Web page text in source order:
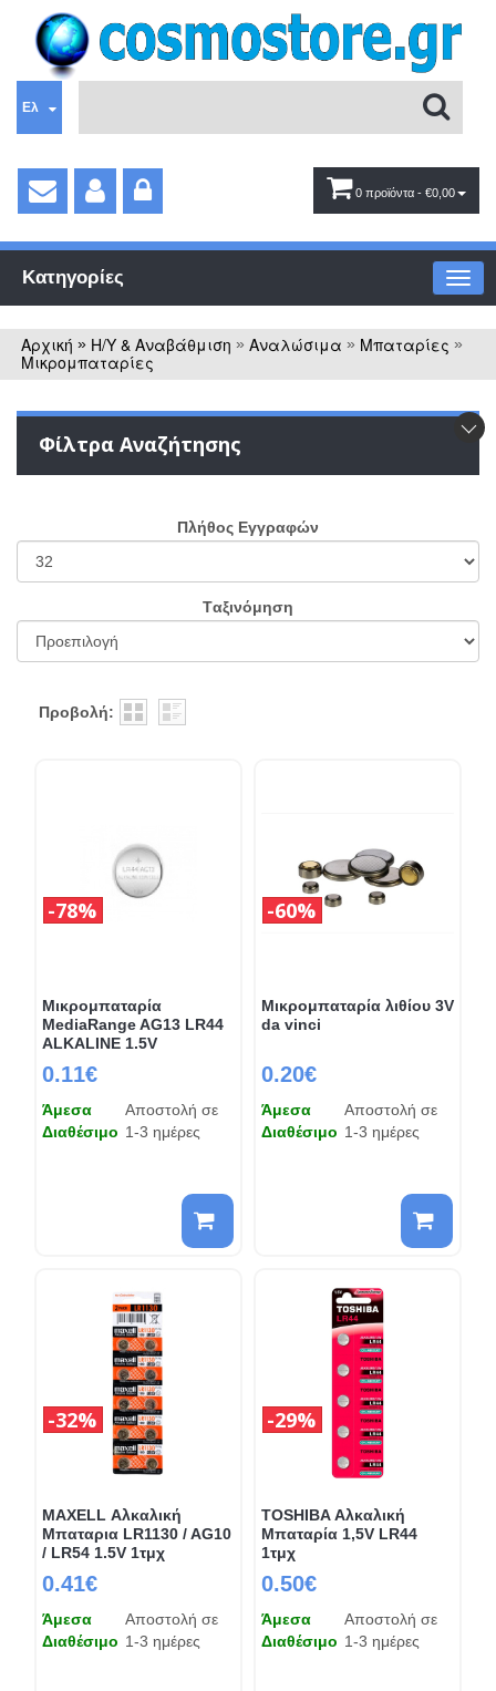
Ελ
0 προϊόντα - €0,00
Κατηγορίες
Αρχική » Η/Υ & Αναβάθμιση » Αναλώσιμα » Μπαταρίες »
Μικρομπαταρίες
Φίλτρα Αναζήτησης
Πλήθος Εγγραφών
Tαξινόμηση
Προβολή:
Μικρομπαταρία
MediaRange AG13 LR44
ALKALINE 1.5V
0.11€
78%
Άμεσα
Διαθέσιμο
Αποστολή σε
1-3 ημέρες
Μικρομπαταρία λιθίου 3V
da vinci
0.20€
60%
Άμεσα
Διαθέσιμο
Αποστολή σε
1-3 ημέρες
MAXELL Αλκαλική
Μπαταρια LR1130 / AG10
/ LR54 1.5V 1τμχ
0.41€
32%
Άμεσα
Διαθέσιμο
Αποστολή σε
1-3 ημέρες
TOSHIBA Αλκαλική
Μπαταρία 1,5V LR44
1τμχ
0.50€
29%
Άμεσα
Διαθέσιμο
Αποστολή σε
1-3 ημέρες